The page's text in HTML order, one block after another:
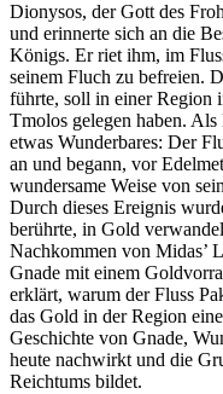
Dionysos, der Gott des
und erinnerte sich an die
Königs. Er riet ihm, im
seinem Fluch zu befreien.
führte, soll in einer Region
Tmolos gelegen haben. Als
etwas Wunderbares: Der
an und begann, vor
wundersame Weise von
Durch dieses Ereignis
berührte, in Gold
Nachkommen von Midas’
Gnade mit einem
erklärt, warum der Fluss
das Gold in der Region
Geschichte von Gnade,
heute nachwirkt und die
Reichtums bildet.